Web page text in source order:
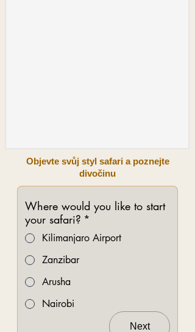
Objevte svůj styl safari a poznejte
divočinu
Where would you like to start
your safari? *
Kilimanjaro Airport
Zanzibar
Arusha
Nairobi
Next